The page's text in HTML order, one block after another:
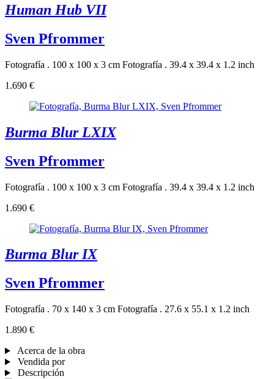
Human Hub VII
Sven Pfrommer
Fotografía . 100 x 100 x 3 cm Fotografía . 39.4 x 39.4 x 1.2 inch
1.690 €
Burma Blur LXIX
Sven Pfrommer
Fotografía . 100 x 100 x 3 cm Fotografía . 39.4 x 39.4 x 1.2 inch
1.690 €
Burma Blur IX
Sven Pfrommer
Fotografía . 70 x 140 x 3 cm Fotografía . 27.6 x 55.1 x 1.2 inch
1.890 €
Acerca de la obra
Vendida por
Descripción